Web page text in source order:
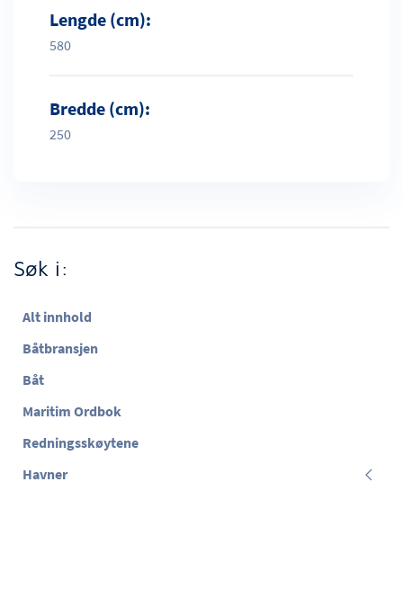
Lengde (cm):
580
Bredde (cm):
250
Søk i:
Alt innhold
Båtbransjen
Båt
Maritim Ordbok
Redningsskøytene
Havner